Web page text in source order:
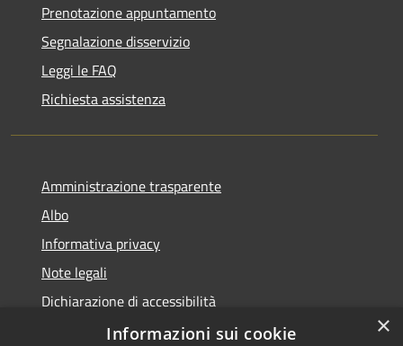
Prenotazione appuntamento
Segnalazione disservizio
Leggi le FAQ
Richiesta assistenza
Amministrazione trasparente
Albo
Informativa privacy
Note legali
Dichiarazione di accessibilità
Piano di miglioramento
×
Informazioni sui cookie